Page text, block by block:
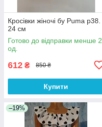
Кросівки жіночі бу Puma р38.
24 см
Готово до відправки менше 2
од.
612 ₴ 850 ₴
Купити
–19%